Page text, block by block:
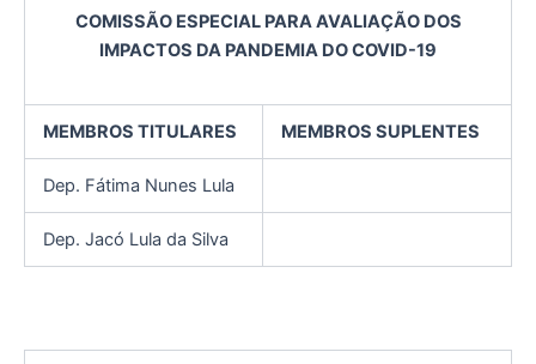
COMISSÃO ESPECIAL PARA AVALIAÇÃO DOS
IMPACTOS DA PANDEMIA DO COVID-19
MEMBROS TITULARES MEMBROS SUPLENTES
Dep. Fátima Nunes Lula
Dep. Jacó Lula da Silva